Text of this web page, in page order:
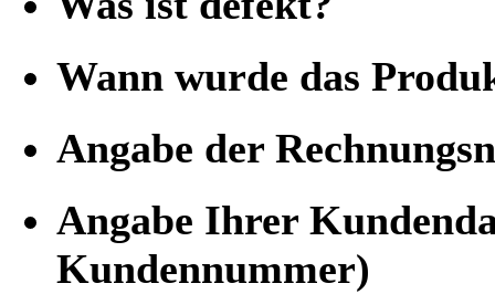
Wann wurde das
Angabe der
Angabe Ihrer
Kundennummer)